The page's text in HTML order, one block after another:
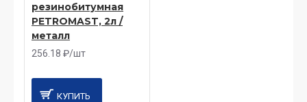
резинобитумная
PETROMAST, 2л /
металл
256.18 ₽/шт
КУПИТЬ